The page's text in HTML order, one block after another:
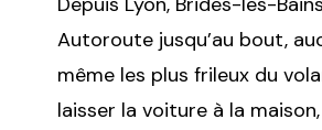
Autoroute jusqu’au bout,
même les plus frileux du
laisser la voiture à la